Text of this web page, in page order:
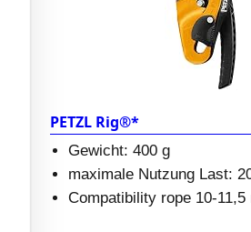
PETZL Rig®*
Gewicht: 400 g
maximale Nutzung Last:
Compatibility rope 10-11,5